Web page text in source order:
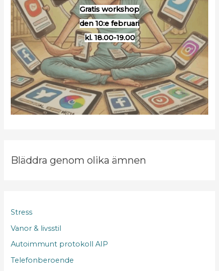
Gratis workshop
den 10:e februari
kl. 18.00-19.00
Bläddra genom olika ämnen
Stress
Vanor & livsstil
Autoimmunt protokoll AIP
Telefonberoende